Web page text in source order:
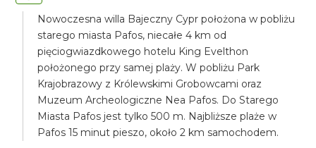
Nowoczesna willa Bajeczny Cypr położona w pobliżu
starego miasta Pafos, niecałe 4 km od
pięciogwiazdkowego hotelu King Evelthon
położonego przy samej plaży. W pobliżu Park
Krajobrazowy z Królewskimi Grobowcami oraz
Muzeum Archeologiczne Nea Pafos. Do Starego
Miasta Pafos jest tylko 500 m. Najbliższe plaże w
Pafos 15 minut pieszo, około 2 km samochodem.